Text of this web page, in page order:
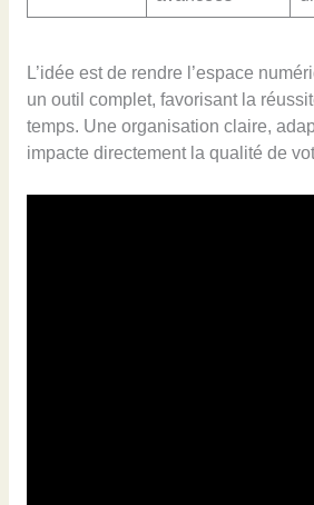
L’idée est de rendre l’espace
un outil complet, favorisant la
temps. Une organisation claire,
impacte directement la qualité de